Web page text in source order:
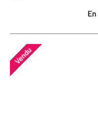
Vendu